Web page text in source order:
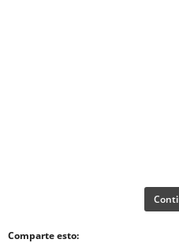
Comparte esto: